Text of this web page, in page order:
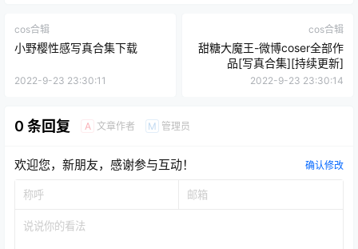
cos合辑
小野樱性感写真合集下载
2022-9-23 23:30:11
cos合辑
甜糖大魔王-微博coser全部作
品[写真合集][持续更新]
2022-9-23 23:30:14
0 条回复 A 文章作者 M 管理员
欢迎您，新朋友，感谢参与互动！ 确认修改